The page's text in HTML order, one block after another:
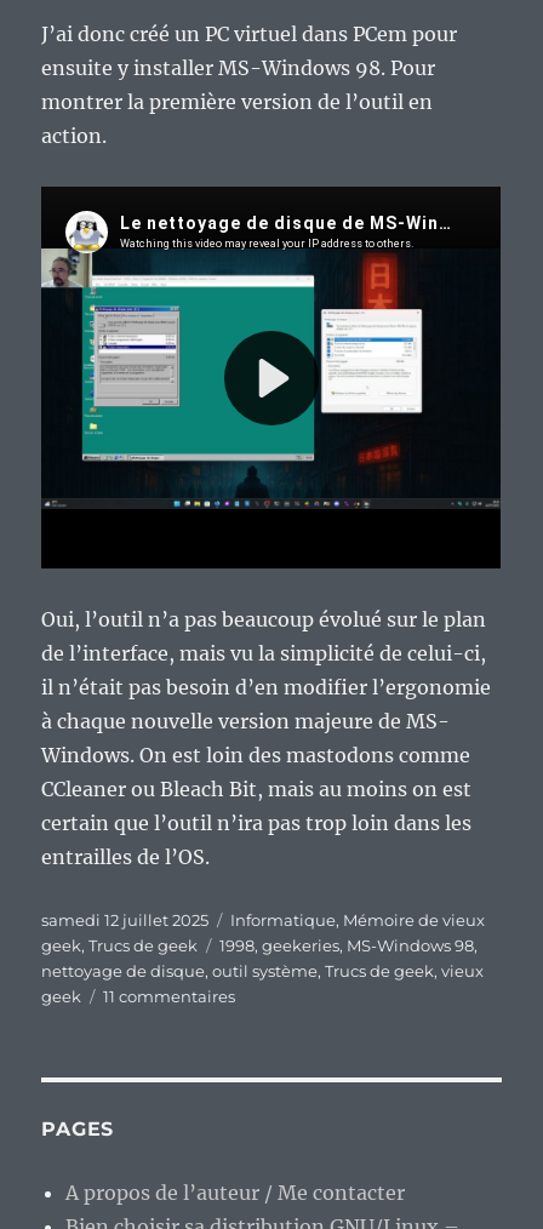
J’ai donc créé un PC virtuel dans PCem pour
ensuite y installer MS-Windows 98. Pour
montrer la première version de l’outil en
action.
Oui, l’outil n’a pas beaucoup évolué sur le plan
de l’interface, mais vu la simplicité de celui-ci,
il n’était pas besoin d’en modifier l’ergonomie
à chaque nouvelle version majeure de MS-
Windows. On est loin des mastodons comme
CCleaner ou Bleach Bit, mais au moins on est
certain que l’outil n’ira pas trop loin dans les
entrailles de l’OS.
Publié
le
samedi 12 juillet 2025 Catégories
Informatique, Mémoire de vieux
geek,Trucs de geek Étiquettes
1998,geekeries, MS-Windows 98,
nettoyage de disque,outil système,Trucs de geek,vieux
geek
11 commentairessur
Nettoyage
de
PAGES
A propos de l’auteur / Me contacter